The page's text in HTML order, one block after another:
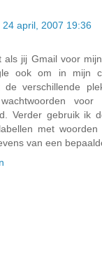
24 april, 2007 19:36
als jij Gmail voor
ook om in mijn
de verschillende
Verder gebruik ik
met
van een